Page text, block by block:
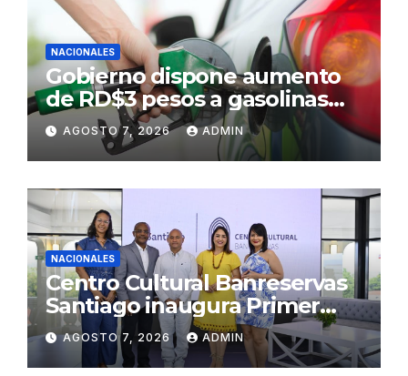
NACIONALES
Gobierno dispone aumento
de RD$3 pesos a gasolinas
premium y regular
AGOSTO 7, 2026 ADMIN
NACIONALES
Centro Cultural Banreservas
Santiago inaugura Primer
Congreso de Artesanos de
Santiago
AGOSTO 7, 2026 ADMIN